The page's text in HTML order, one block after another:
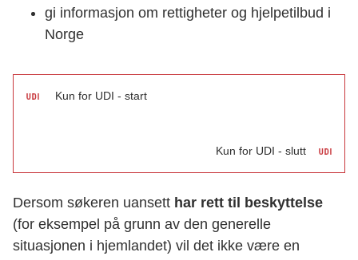
gi informasjon om rettigheter og hjelpetilbud i
Norge
Kun for UDI - start
Kun for UDI - slutt
Dersom søkeren uansett har rett til beskyttelse
(for eksempel på grunn av den generelle
situasjonen i hjemlandet) vil det ikke være en